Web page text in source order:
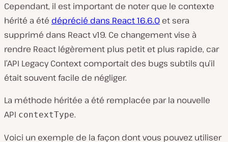
Cependant, il est important de noter que le contexte
hérité a été déprécié dans React 16.6.0 et sera
supprimé dans React v19. Ce changement vise à
rendre React légèrement plus petit et plus rapide, car
l’API Legacy Context comportait des bugs subtils qu’il
était souvent facile de négliger.
La méthode héritée a été remplacée par la nouvelle
API contextType.
Voici un exemple de la façon dont vous pouvez utiliser